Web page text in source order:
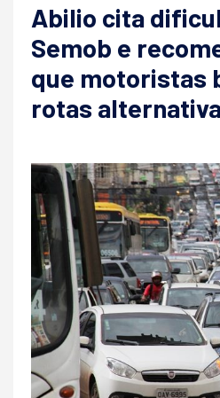
Abilio cita
Semob e
que motoristas
rotas